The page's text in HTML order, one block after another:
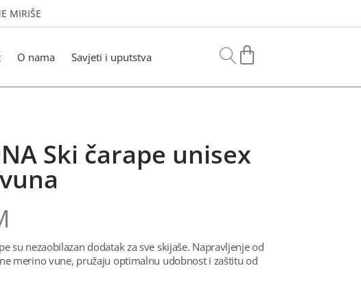
MIRIŠE
O nama Savjeti i uputstva
Ski čarape unisex
su nezaobilazan dodatak za sve skijaše. Napravljenje od
merino vune, pružaju optimalnu udobnost i zaštitu od